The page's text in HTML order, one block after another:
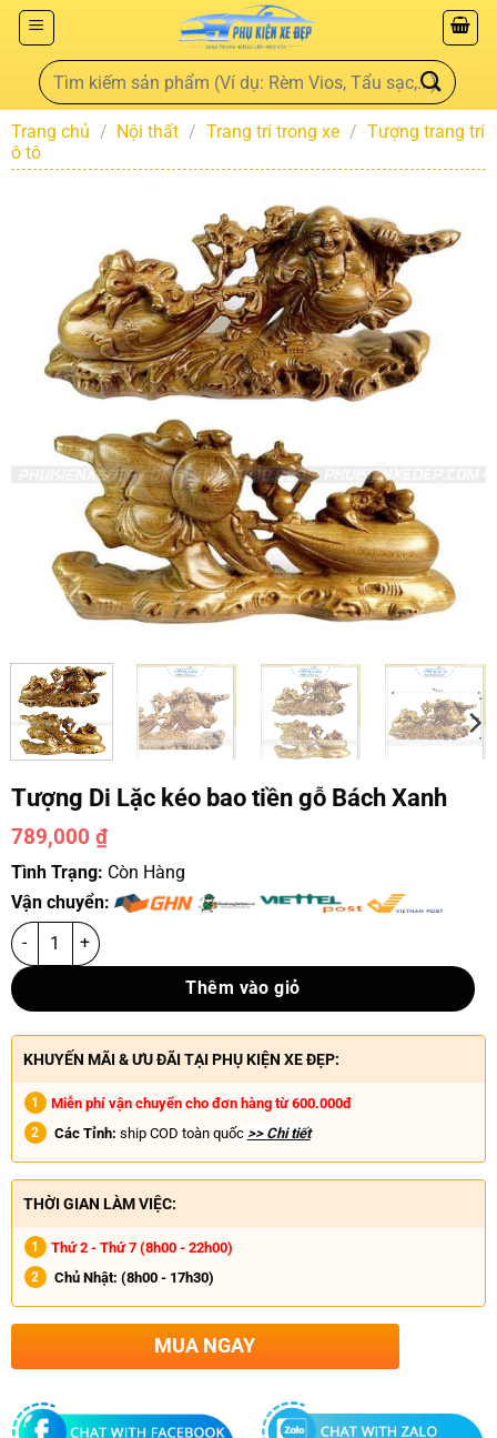
Trang chủ / Nội thất / Trang trí trong xe / Tượng trang trí
ô tô
Tượng Di Lặc kéo bao tiền gỗ Bách Xanh
789,000 ₫
Tình Trạng: Còn Hàng
Vận chuyển:
Thêm vào giỏ
KHUYẾN MÃI & ƯU ĐÃI TẠI PHỤ KIỆN XE ĐẸP:
Miễn phí vận chuyển cho đơn hàng từ 600.000đ
Các Tỉnh: ship COD toàn quốc >> Chi tiết
THỜI GIAN LÀM VIỆC:
Thứ 2 - Thứ 7 (8h00 - 22h00)
Chủ Nhật: (8h00 - 17h30)
MUA NGAY